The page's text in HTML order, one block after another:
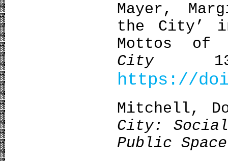
Mayer,
the City’
Mottos of
City13
https://
Mitchell,
City:
Public Space